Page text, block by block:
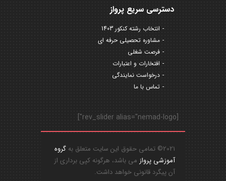
دسترسی سریع پرواز
انتخاب رشته کنکور 1403
مشاوره تحصیلی حرفه ای
فرصت شغلی
افتخارات و اعتبارات
درخواست نمایندگی
تماس با ما
[rev_slider alias="nemad-logo"]
2021© تمامی حقوق این سایت متعلق به
گروه
آموزشی پرواز می باشد، هرگونه کپی برداری از
آن پیگرد قانونی خواهد داشت.